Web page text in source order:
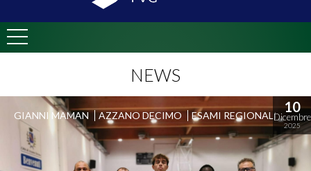
NEWS
10
Dicembre
2025
GIANNI MAMAN AZZANO DECIMO ESAMI REGIONALI